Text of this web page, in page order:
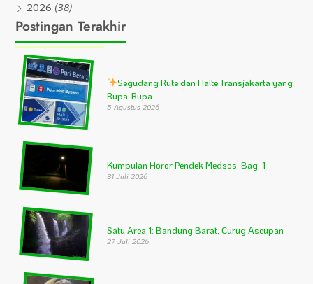
2026 (38)
Postingan Terakhir
Segudang Rute dan Halte Transjakarta yang
Rupa-Rupa
5 Agustus 2026
Kumpulan Horor Pendek Medsos, Bag. 1
31 Juli 2026
Satu Area 1: Bandung Barat, Curug Aseupan
27 Juli 2026